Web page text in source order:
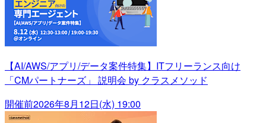
【AI/AWS/アプリ/データ案件特集】ITフリーランス向け
「CMパートナーズ」 説明会 by クラスメソッド
開催前2026年8月12日(水) 19:00